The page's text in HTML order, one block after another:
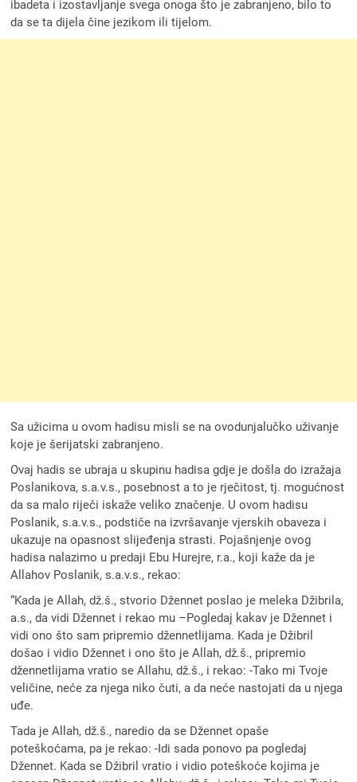
ibadeta i izostavljanje svega onoga što je zabranjeno, bilo to
da se ta dijela čine jezikom ili tijelom.
Sa užicima u ovom hadisu misli se na ovodunjalučko uživanje
koje je šerijatski zabranjeno.
Ovaj hadis se ubraja u skupinu hadisa gdje je došla do izražaja
Poslanikova, s.a.v.s., posebnost a to je rječitost, tj. mogućnost
da sa malo riječi iskaže veliko značenje. U ovom hadisu
Poslanik, s.a.v.s., podstiče na izvršavanje vjerskih obaveza i
ukazuje na opasnost slijeđenja strasti. Pojašnjenje ovog
hadisa nalazimo u predaji Ebu Hurejre, r.a., koji kaže da je
Allahov Poslanik, s.a.v.s., rekao:
“Kada je Allah, dž.š., stvorio Džennet poslao je meleka Džibrila,
a.s., da vidi Džennet i rekao mu –Pogledaj kakav je Džennet i
vidi ono što sam pripremio džennetlijama. Kada je Džibril
došao i vidio Džennet i ono što je Allah, dž.š., pripremio
džennetlijama vratio se Allahu, dž.š., i rekao: -Tako mi Tvoje
veličine, neće za njega niko čuti, a da neće nastojati da u njega
uđe.
Tada je Allah, dž.š., naredio da se Džennet opaše
poteškoćama, pa je rekao: -Idi sada ponovo pa pogledaj
Džennet. Kada se Džibril vratio i vidio poteškoće kojima je